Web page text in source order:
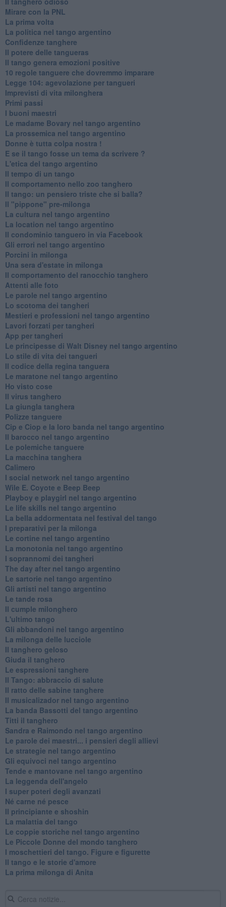
Mirare con la PNL
La prima volta
La politica nel tango argentino
Confidenze tanghere
Il potere delle tangueras
Il tango genera emozioni positive
10 regole tanguere che dovremmo imparare
Legge 104: agevolazione per tangueri
Imprevisti di vita milonghera
Primi passi
I buoni maestri
Le madame Bovary nel tango argentino
La prossemica nel tango argentino
Donne è tutta colpa nostra !
E se il tango fosse un tema da scrivere ?
L'etica del tango argentino
Il tempo di un tango
Il comportamento nello zoo tanghero
Il tango: un pensiero triste che si balla?
Il "pippone" pre-milonga
La cultura nel tango argentino
La location nel tango argentino
Il condominio tanguero in via Facebook
Gli errori nel tango argentino
Porcini in milonga
Una sera d'estate in milonga
Il comportamento del ranocchio tanghero
Attenti alle foto
Le parole nel tango argentino
Lo scotoma dei tangheri
Mestieri e professioni nel tango argentino
Lavori forzati per tangheri
App per tangheri
Le principesse di Walt Disney nel tango argentino
Lo stile di vita dei tangueri
Il codice della regina tanguera
Le maratone nel tango argentino
Ho visto cose
Il virus tanghero
La giungla tanghera
Polizze tanguere
Cip e Ciop e la loro banda nel tango argentino
Il barocco nel tango argentino
Le polemiche tanguere
La macchina tanghera
Calimero
​I social network nel tango argentino
Wile E. Coyote e Beep Beep
Playboy e playgirl nel tango argentino
Le life skills nel tango argentino
La bella addormentata nel festival del tango
I preparativi per la milonga
Le cortine nel tango argentino
La monotonia nel tango argentino
I soprannomi dei tangheri
The day after nel tango argentino
Le sartorie nel tango argentino
Gli artisti nel tango argentino
Le tande rosa
Il cumple milonghero
L'ultimo tango
Gli abbandoni nel tango argentino
La milonga delle lucciole
Il tanghero geloso
Giuda il tanghero
Le espressioni tanghere
Il Tango: abbraccio di salute
Il ratto delle sabine tanghere
Il musicalizador nel tango argentino
La banda Bassotti del tango argentino
Titti il tanghero
Sandra e Raimondo nel tango argentino
Le parole dei maestri... i pensieri degli allievi
Le strategie nel tango argentino
Gli equivoci nel tango argentino
Tende e mantovane nel tango argentino
La leggenda dell'angelo
I super poteri degli avanzati
​Né carne né pesce
Il principiante e shoshin
La malattia del tango
Le coppie storiche nel tango argentino
​Le Piccole Donne del mondo tanghero
I moschettieri del tango. Figure e figurette
Il tango e le storie d'amore
​La prima milonga di Anita